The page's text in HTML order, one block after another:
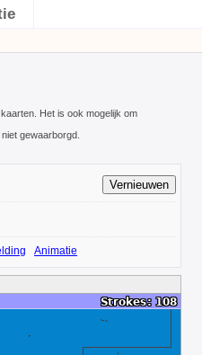
Het is ook mogelijk om
gewaarborgd.
Animatie